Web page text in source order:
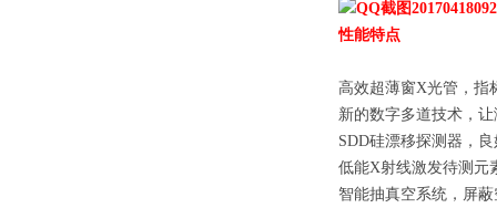
性能特点
高效超薄窗X光管，指
新的数字多道技术，
SDD硅漂移探测器，
低能X射线激发待测元
智能抽真空系统，屏